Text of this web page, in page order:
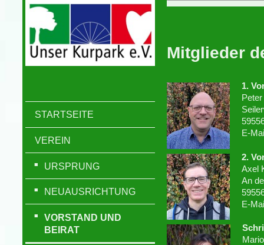
STARTSEITE
VEREIN
URSPRUNG
NEUAUSRICHTUNG
VORSTAND UND
BEIRAT
Mitglieder
1.
E-
2.
Axel
An
E-